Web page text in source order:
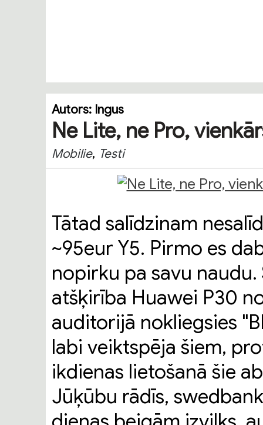
Autors: Ingus
Ne Lite, ne Pro,
Mobilie, Testi
Tātad salīdzinam
~95eur Y5. Pirmo es
nopirku pa savu naudu.
atšķirība Huawei P30
auditorijā nokliegsies
labi veiktspēja šiem,
ikdienas lietošanā šie
Jūķūbu rādīs,